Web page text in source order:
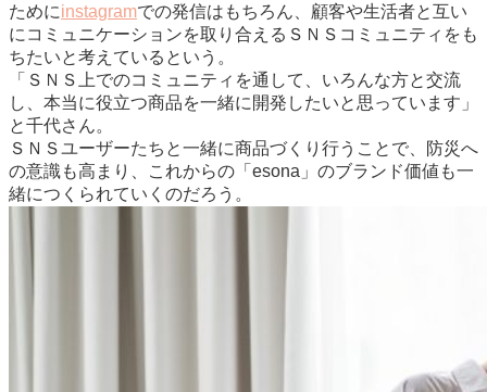
ためにinstagramでの発信はもちろん、顧客や生活者と互い
にコミュニケーションを取り合えるＳＮＳコミュニティをも
ちたいと考えているという。
「ＳＮＳ上でのコミュニティを通して、いろんな方と交流
し、本当に役立つ商品を一緒に開発したいと思っています」
と千代さん。
ＳＮＳユーザーたちと一緒に商品づくり行うことで、防災へ
の意識も高まり、これからの「esona」のブランド価値も一
緒につくられていくのだろう。